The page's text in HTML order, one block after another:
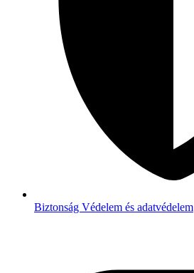
Biztonság Védelem és adatvédelem